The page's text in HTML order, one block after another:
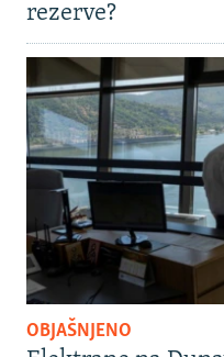
rezerve?
OBJAŠNJENO